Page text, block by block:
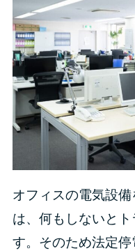
オフィスの電気設
は、何もしないと
す。そのため法定